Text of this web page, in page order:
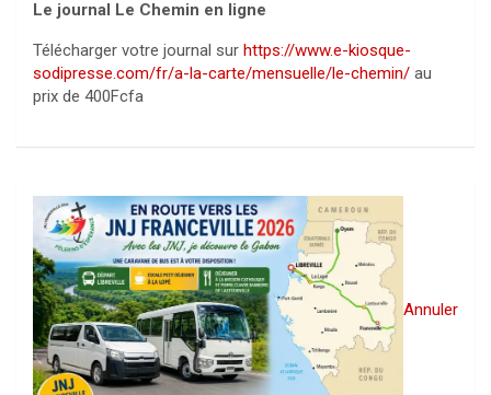
Le journal Le Chemin en ligne
Télécharger votre journal sur https://www.e-kiosque-
sodipresse.com/fr/a-la-carte/mensuelle/le-chemin/ au
prix de 400Fcfa
Annuler